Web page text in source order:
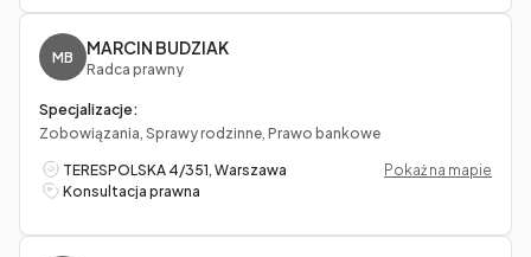
MB MARCIN BUDZIAK
Radca prawny
Specjalizacje:
Zobowiązania, Sprawy rodzinne, Prawo bankowe
TERESPOLSKA 4/351, Warszawa
Pokaż na mapie
Konsultacja prawna